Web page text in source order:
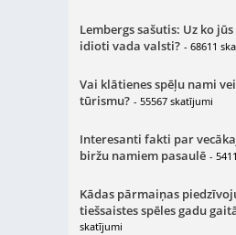
Lembergs sašutis: Uz ko
idioti vada valsti? - 68611
Vai klātienes spēļu nami
tūrismu? - 55567 skatījumi
Interesanti fakti par
biržu namiem pasaulē -
Kādas pārmaiņas
tiešsaistes spēles gadu
skatījumi